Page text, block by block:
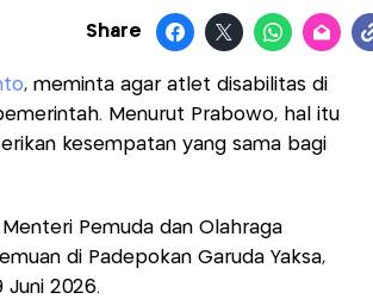
Share
, meminta agar atlet disabilitas di
Menurut Prabowo, hal itu
kesempatan yang sama bagi
Pemuda dan Olahraga
di Padepokan Garuda Yaksa,
Juni 2026.